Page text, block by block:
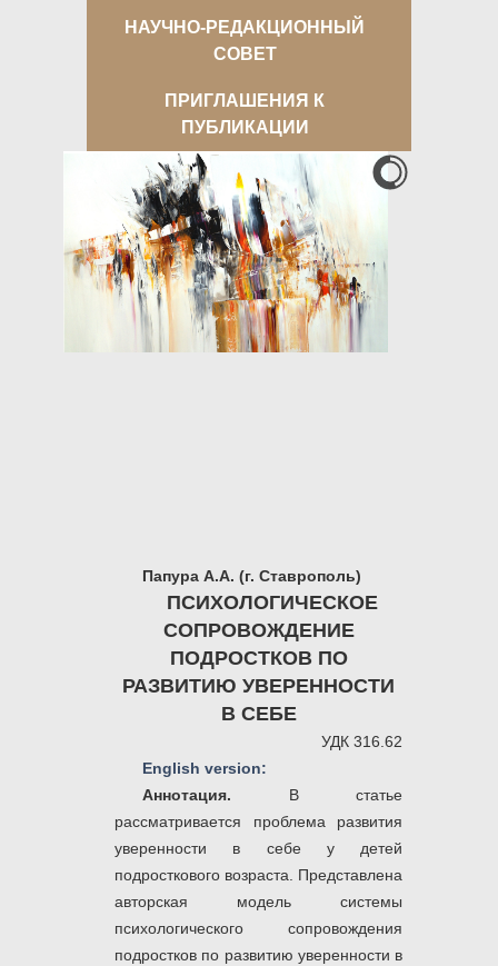
НАУЧНО-РЕДАКЦИОННЫЙ
СОВЕТ
ПРИГЛАШЕНИЯ К
ПУБЛИКАЦИИ
Папура А.А. (г. Ставрополь)
ПСИХОЛОГИЧЕСКОЕ
СОПРОВОЖДЕНИЕ
ПОДРОСТКОВ ПО
РАЗВИТИЮ УВЕРЕННОСТИ
В СЕБЕ
УДК 316.62
English version:
Аннотация. В статье
рассматривается проблема развития
уверенности в себе у детей
подросткового возраста. Представлена
авторская модель системы
психологического сопровождения
подростков по развитию уверенности в